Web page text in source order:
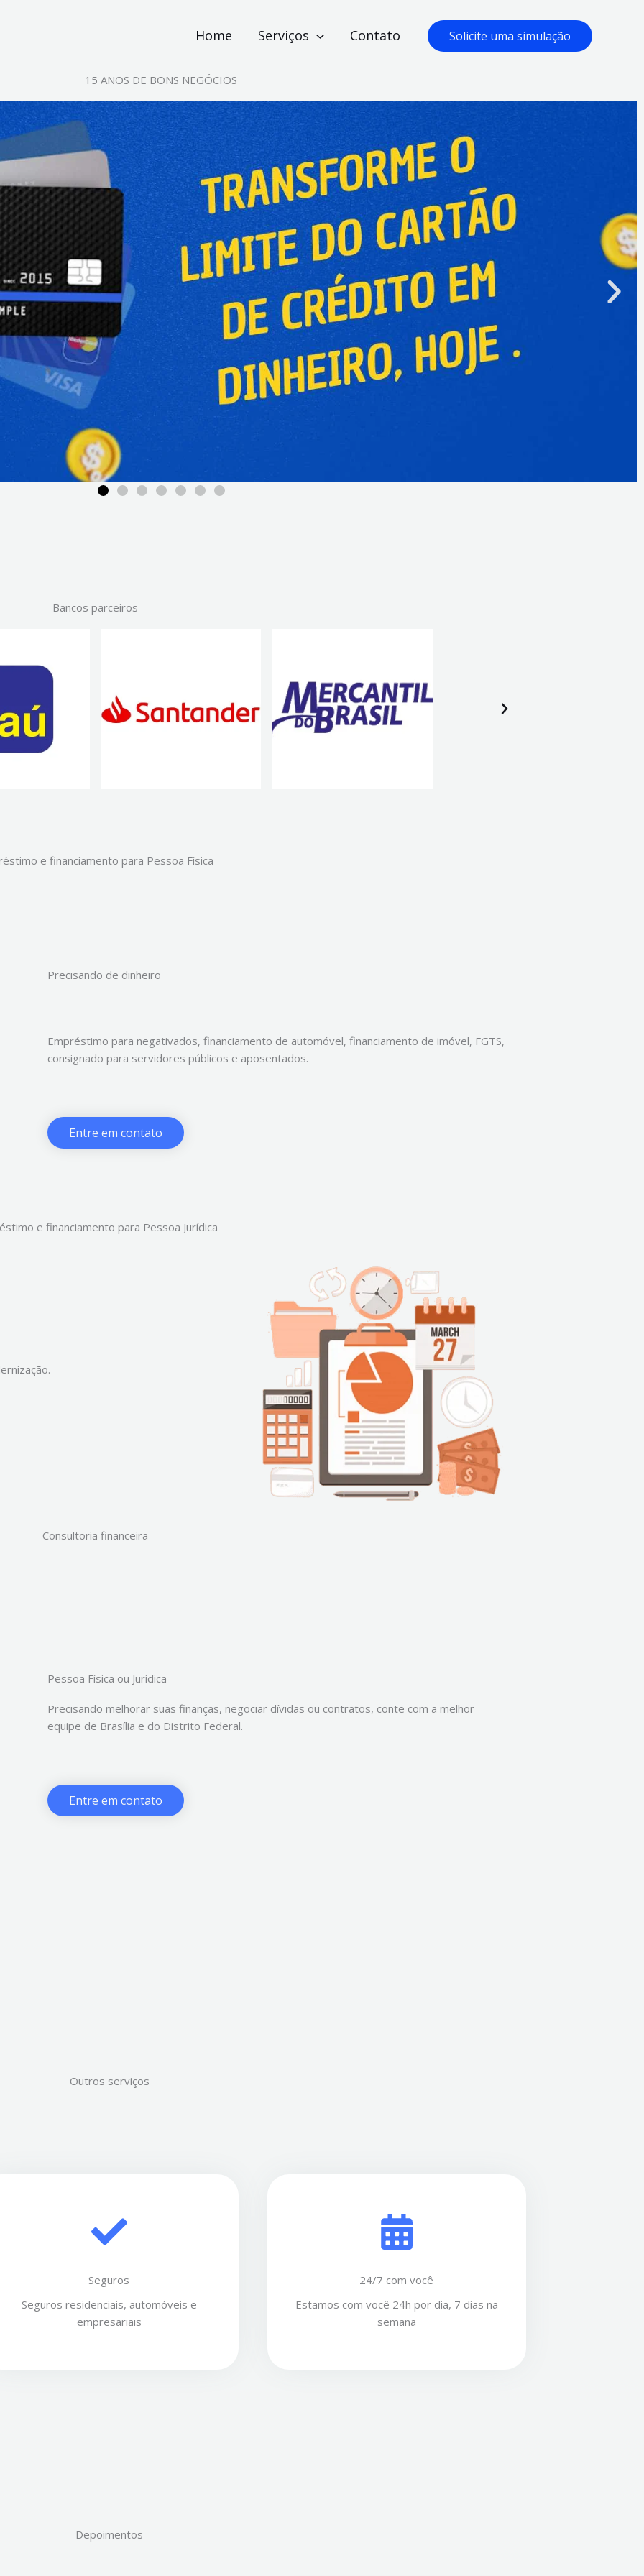
Home Serviços Contato Solicite uma simulação
15 ANOS DE BONS NEGÓCIOS
Bancos parceiros
e financiamento para Pessoa Física
Precisando de dinheiro
Empréstimo para negativados, financiamento de automóvel, financiamento de imóvel, FGTS,
consignado para servidores públicos e aposentados.
Entre em contato
e financiamento para Pessoa Jurídica
Consultoria financeira
Pessoa Física ou Jurídica
Precisando melhorar suas finanças, negociar dívidas ou contratos, conte com a melhor
equipe de Brasília e do Distrito Federal.
Entre em contato
Outros serviços
Seguros
Seguros residenciais, automóveis e
empresariais
24/7 com você
Estamos com você 24h por dia, 7 dias na
semana
Depoimentos